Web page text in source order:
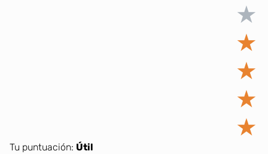
★
★
★
★
★
Tu puntuación: Útil